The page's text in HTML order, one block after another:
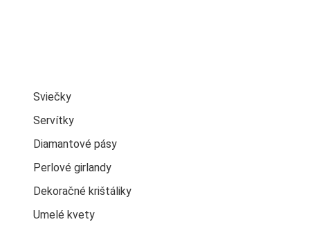
Sviečky
Servítky
Diamantové pásy
Perlové girlandy
Dekoračné krištáliky
Umelé kvety